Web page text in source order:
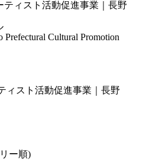
Prefectural Cultural Promotion
ー順)